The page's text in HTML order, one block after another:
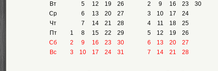
Вт
Ср
Чт
Пт
Сб
Вс
5
12 19
26
6
13 20
27
7
14 21
28
1
8 15 22
29
2
9 16 23
30
3
10 17 24 31
2
9 16 23
30
3
10 17
24
4
11 18
25
5
12 19
26
6
13 20
27
7
14 21 28